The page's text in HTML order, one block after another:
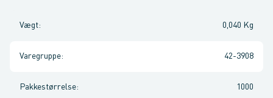
Vægt: 0,040 Kg
Varegruppe: 42-3908
Pakkestørrelse: 1000